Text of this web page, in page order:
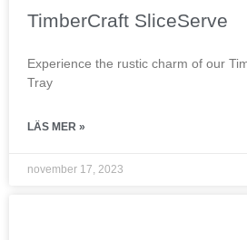
TimberCraft SliceServe
Experience the rustic charm of our
Tray
LÄS MER »
november 17, 2023